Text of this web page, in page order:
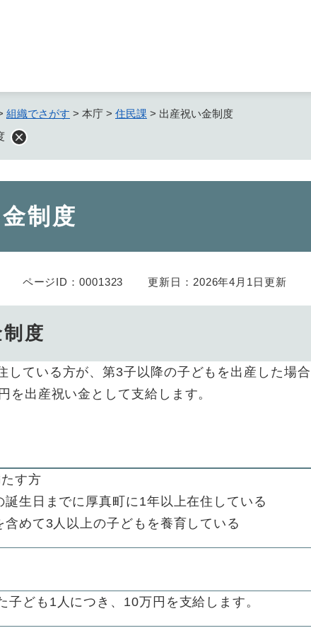
組織でさがす > 本庁 > 住民課 > 出産祝い金制度
制度
ページID：0001323 更新日：2026年4月1日更新
度
している方が、第3子以降の子どもを出産した場
を出産祝い金として支給します。
す方
生日までに厚真町に1年以上在住している
めて3人以上の子どもを養育している
子ども1人につき、10万円を支給します。